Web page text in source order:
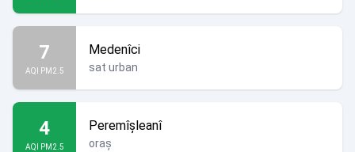
7
AQI PM2.5
Medenîci
sat urban
4
AQI PM2.5
Peremîșleanî
oraș